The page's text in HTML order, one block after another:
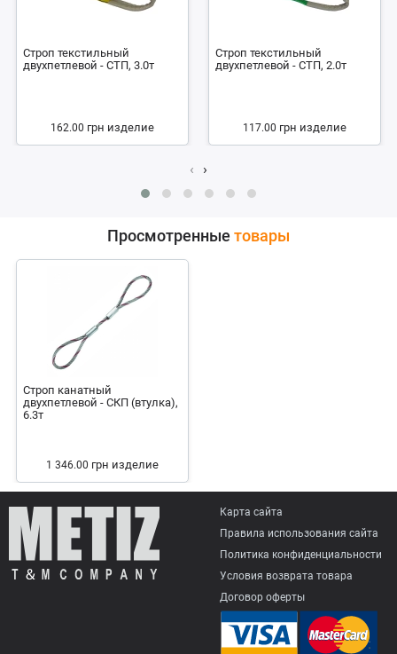
Строп текстильный
двухпетлевой - СТП, 3.0т
162.00 грн изделие
Строп текстильный
двухпетлевой - СТП, 2.0т
117.00 грн изделие
‹ ›
Просмотренные товары
Строп канатный
двухпетлевой - СКП (втулка),
6.3т
1 346.00 грн изделие
Карта сайта
Правила использования сайта
Политика конфиденциальности
Условия возврата товарa
Договор оферты